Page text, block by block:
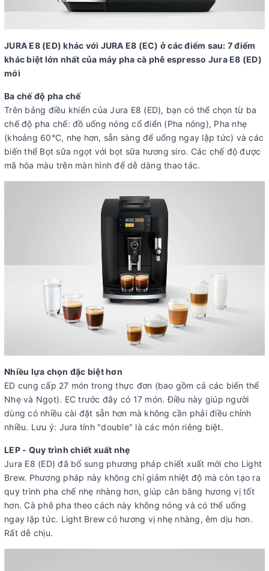
JURA E8 (ED) khác với JURA E8 (EC) ở các điểm sau: 7 điểm
khác biệt lớn nhất của máy pha cà phê espresso Jura E8 (ED)
mới
Ba chế độ pha chế
Trên bảng điều khiển của Jura E8 (ED), bạn có thể chọn từ ba
chế độ pha chế: đồ uống nóng cổ điển (Pha nóng), Pha nhẹ
(khoảng 60°C, nhẹ hơn, sẵn sàng để uống ngay lập tức) và các
biến thể Bọt sữa ngọt với bọt sữa hương siro. Các chế độ được
mã hóa màu trên màn hình để dễ dàng thao tác.
Nhiều lựa chọn đặc biệt hơn
ED cung cấp 27 món trong thực đơn (bao gồm cả các biến thể
Nhẹ và Ngọt). EC trước đây có 17 món. Điều này giúp người
dùng có nhiều cài đặt sẵn hơn mà không cần phải điều chỉnh
nhiều. Lưu ý: Jura tính "double" là các món riêng biệt.
LEP - Quy trình chiết xuất nhẹ
Jura E8 (ED) đã bổ sung phương pháp chiết xuất mới cho Light
Brew. Phương pháp này không chỉ giảm nhiệt độ mà còn tạo ra
quy trình pha chế nhẹ nhàng hơn, giúp cân bằng hương vị tốt
hơn. Cà phê pha theo cách này không nóng và có thể uống
ngay lập tức. Light Brew có hương vị nhẹ nhàng, êm dịu hơn.
Rất dễ chịu.